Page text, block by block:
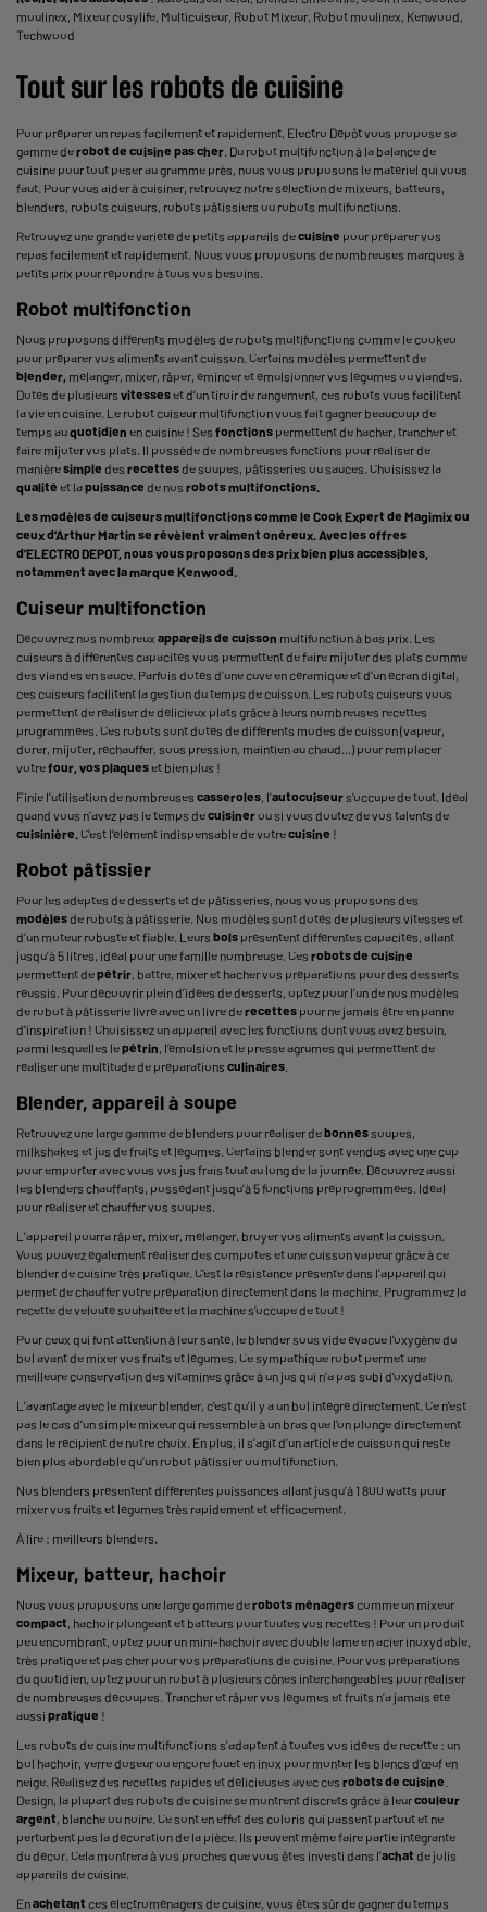
moulinex Mixeur cosylife Multicuiseur Robot Mixeur Robot moulinex Kenwood
Techwood
Tout sur les robots de cuisine
Pour préparer un repas facilement et rapidement, Electro Dépôt vous propose sa
gamme derobot de cuisine pas cher . Du robot multifonction à la balance de
cuisine pour tout peser au gramme près, nous vous proposons le matériel qui vous
faut. Pour vous aider à cuisiner, retrouvez notre sélection de mixeurs, batteurs,
blenders, robots cuiseurs, robots pâtissiers ou robots multifonctions.
Retrouvez une grande variété de petits appareils decuisine pour préparer vos
repas facilement et rapidement. Nous vous proposons de nombreuses marques à
petits prix pour répondre à tous vos besoins.
Robot multifonction
Nous proposons différents modèles de robots multifonctions comme lecookeo
pour préparer vos aliments avant cuisson. Certains modèles permettent de
blender, mélanger, mixer, râper, émincer et émulsionner vos légumes ou viandes.
Dotés de plusieurs vitesseset d’un tiroir de rangement, ces robots vous facilitent
la vie en cuisine. Le robot cuiseur multifonction vous fait gagner beaucoup de
temps auquotidien en cuisine ! Ses fonctions permettent de hacher, trancher et
faire mijoter vos plats. Il possède de nombreuses fonctions pour réaliser de
manièresimple des recettesde soupes, pâtisseries ou sauces. Choisissez la
qualité et lapuissance de nos robots multifonctions.
Les modèles de cuiseurs multifonctions comme le Cook Expert de Magimixou
ceux d’Arthur Martin se révèlent vraiment onéreux. Avec les offres
d’ELECTRO DEPOT, nous vous proposons des prix bien plus accessibles,
notamment avec la marque Kenwood
Cuiseur multifonction
Découvrez nos nombreux appareils de cuisson multifonction à bas prix. Les
cuiseurs à différentes capacités vous permettent de faire mijoter des plats comme
des viandes en sauce. Parfois dotés d’une cuve en céramique et d’un écran digital,
ces cuiseurs facilitent la gestion du temps de cuisson. Les robots cuiseurs vous
permettent de réaliser de délicieux plats grâce à leurs nombreuses recettes
programmées. Ces robots sont dotés de différents modes de cuisson (vapeur,
dorer, mijoter, réchauffer, sous pression, maintien au chaud...) pour remplacer
votrefour, vos plaqueset bien plus !
Finie l’utilisation de nombreuses casseroles , l’autocuiseurs’occupe de tout. Idéal
quand vous n’avez pas le temps decuisinerou si vous doutez de vos talents de
cuisinière. C’est l’élément indispensable de votrecuisine !
Robot pâtissier
Pour les adeptes de desserts et de pâtisseries, nous vous proposons des
modèlesde robots à pâtisserie . Nos modèles sont dotés de plusieurs vitesses et
d’un moteur robuste et fiable. Leurs bols présentent différentes capacités, allant
jusqu’à 5 litres, idéal pour une famille nombreuse. Ces robots de cuisine
permettent depétrir , battre, mixer et hacher vos préparations pour des desserts
réussis. Pour découvrir plein d’idées de desserts, optez pour l’un de nos modèles
de robot à pâtisserie livré avec un livre derecettes pour ne jamais être en panne
d’inspiration ! Choisissez un appareil avec les fonctions dont vous avez besoin,
parmi lesquelles lepétrin , l’émulsion et le presse agrumes qui permettent de
réaliser une multitude de préparations culinaires
Blender, appareil à soupe
Retrouvez une largegamme de blenders pour réaliser debonnessoupes,
milkshakes et jus de fruits et légumes. Certains blender sont vendus avec une cup
pour emporter avec vous vos jus frais tout au long de la journée. Découvrez aussi
les blenders chauffants, possédant jusqu’à 5 fonctions préprogrammées. Idéal
pour réaliser et chauffer vos soupes.
L’appareil pourra râper, mixer, mélanger, broyer vos aliments avant la cuisson.
Vous pouvez également réaliser des compotes et une cuisson vapeur grâce à ce
blender de cuisinetrès pratique. C’est la résistance présente dans l’appareil qui
permet de chauffer votre préparation directement dans la machine. Programmez la
recette de velouté souhaitée et la machine s’occupe de tout !
Pour ceux qui font attention à leur santé, le blender sous vide évacue l’oxygène du
bol avant de mixer vos fruits et légumes. Ce sympathique robot permet une
meilleure conservation des vitamines grâce à un jus qui n’a pas subi d’oxydation.
L’avantage avec le mixeur blender, c’est qu’il y a un bol intégré directement. Ce n’est
pas le cas d’un simple mixeur qui ressemble à un bras que l’on plonge directement
dans le récipient de notre choix. En plus, il s’agit d’un article de cuisson qui reste
bien plus abordable qu’un robot pâtissier ou multifonction.
Nos blenders présentent différentes puissances allant jusqu’à 1 800 watts pour
mixer vos fruits et légumes très rapidement et efficacement.
À lire : meilleurs blenders.
Mixeur, batteur, hachoir
Nous vous proposons une large gamme derobots ménagerscomme un mixeur
compact , hachoir plongeant et batteurs pour toutes vos recettes ! Pour un produit
peu encombrant, optez pour un mini-hachoir avec double lame en acier inoxydable,
très pratique et pas cher pour vos préparations de cuisine. Pour vos préparations
du quotidien, optez pour un robot à plusieurs cônes interchangeables pour réaliser
de nombreuses découpes. Trancher et râper vos légumes et fruits n’a jamais été
aussi pratique !
Les robots de cuisine multifonctions s’adaptent à toutes vos idées de recette : un
bol hachoir, verre doseur ou encore fouet en inox pour monter les blancs d'œuf en
neige. Réalisez des recettes rapides et délicieuses avec ces robots de cuisine
Design, la plupart des robots de cuisine se montrent discrets grâce à leurcouleur
argent , blanche ou noire. Ce sont en effet des coloris qui passent partout et ne
perturbent pas la décoration de la pièce. Ils peuvent même faire partie intégrante
du décor. Cela montrera à vos proches que vous êtes investi dans l’achat de jolis
appareils de cuisine.
Enachetant ces électroménagers de cuisine, vous êtes sûr de gagner du temps